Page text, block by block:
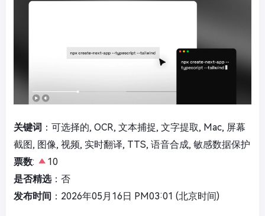
关键词 ：可选择的, OCR, 文本捕捉, 文字提取, Mac, 屏幕
截图, 图像, 视频, 实时翻译, TTS, 语音合成, 敏感数据保护
票数:
10
是否精选：否
发布时间 ：2026年05月16日 PM03:01 (北京时间)